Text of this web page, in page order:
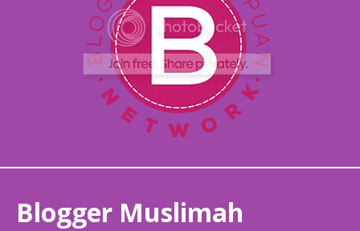
Blogger Muslimah